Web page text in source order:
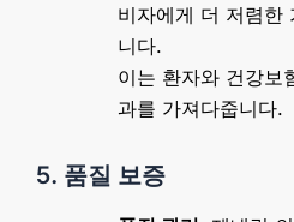
비자에게 더 저렴한
니다.
이는 환자와 건강보
과를 가져다줍니다.
5. 품질 보증